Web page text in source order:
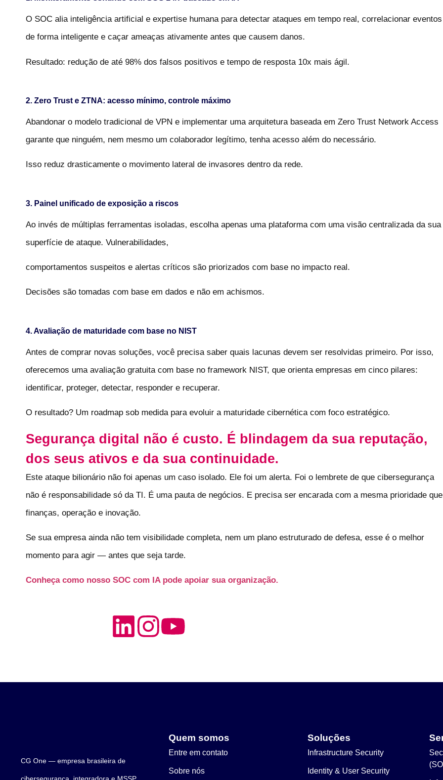
O SOC alia inteligência artificial e expertise humana para detectar ataques em tempo real, correlacionar eventos
de forma inteligente e caçar ameaças ativamente antes que causem danos.
Resultado: redução de até 98% dos falsos positivos e tempo de resposta 10x mais ágil.
2. Zero Trust e ZTNA: acesso mínimo, controle máximo
Abandonar o modelo tradicional de VPN e implementar uma arquitetura baseada em Zero Trust Network Access
garante que ninguém, nem mesmo um colaborador legítimo, tenha acesso além do necessário.
Isso reduz drasticamente o movimento lateral de invasores dentro da rede.
3. Painel unificado de exposição a riscos
Ao invés de múltiplas ferramentas isoladas, escolha apenas uma plataforma com uma visão centralizada da sua
superfície de ataque. Vulnerabilidades,
comportamentos suspeitos e alertas críticos são priorizados com base no impacto real.
Decisões são tomadas com base em dados e não em achismos.
4. Avaliação de maturidade com base no NIST
Antes de comprar novas soluções, você precisa saber quais lacunas devem ser resolvidas primeiro. Por isso,
oferecemos uma avaliação gratuita com base no framework NIST, que orienta empresas em cinco pilares:
identificar, proteger, detectar, responder e recuperar.
O resultado? Um roadmap sob medida para evoluir a maturidade cibernética com foco estratégico.
Segurança digital não é custo. É blindagem da sua reputação,
dos seus ativos e da sua continuidade.
Este ataque bilionário não foi apenas um caso isolado. Ele foi um alerta. Foi o lembrete de que cibersegurança
não é responsabilidade só da TI. É uma pauta de negócios. E precisa ser encarada com a mesma prioridade que
finanças, operação e inovação.
Se sua empresa ainda não tem visibilidade completa, nem um plano estruturado de defesa, esse é o melhor
momento para agir — antes que seja tarde.
Conheça como nosso SOC com IA pode apoiar sua organização.
CG One — empresa brasileira de
Quem somos
Entre em contato
Sobre nós
Soluções
Infrastructure Security
Identity & User Security